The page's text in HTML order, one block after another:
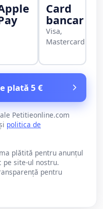
Card
bancar
Visa,
Mastercard
plată 5 €
ale Petitieonline.com
politica de
plătită pentru anunțul
pe site-ul nostru.
pentru